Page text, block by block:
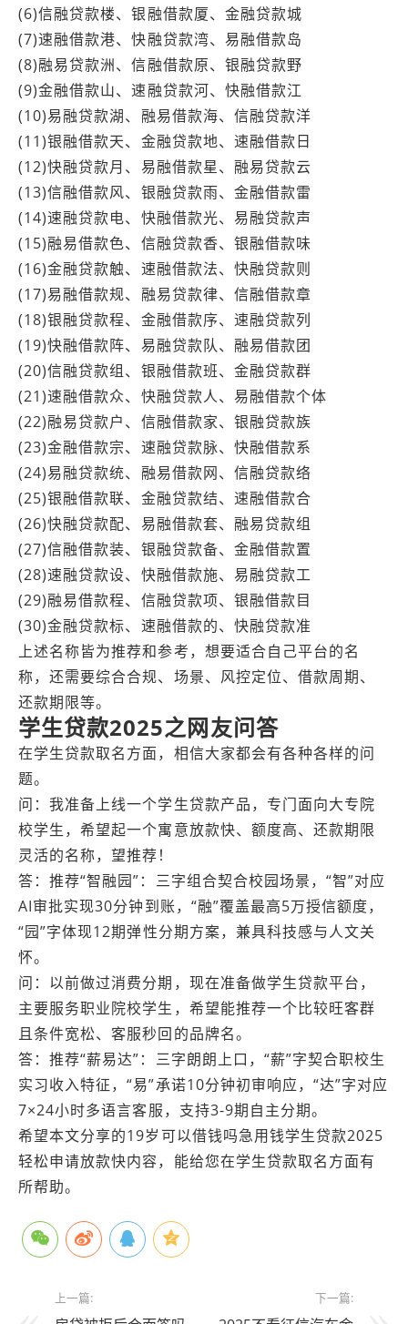
(6)信融贷款楼、银融借款厦、金融贷款城
(7)速融借款港、快融贷款湾、易融借款岛
(8)融易贷款洲、信融借款原、银融贷款野
(9)金融借款山、速融贷款河、快融借款江
(10)易融贷款湖、融易借款海、信融贷款洋
(11)银融借款天、金融贷款地、速融借款日
(12)快融贷款月、易融借款星、融易贷款云
(13)信融借款风、银融贷款雨、金融借款雷
(14)速融贷款电、快融借款光、易融贷款声
(15)融易借款色、信融贷款香、银融借款味
(16)金融贷款触、速融借款法、快融贷款则
(17)易融借款规、融易贷款律、信融借款章
(18)银融贷款程、金融借款序、速融贷款列
(19)快融借款阵、易融贷款队、融易借款团
(20)信融贷款组、银融借款班、金融贷款群
(21)速融借款众、快融贷款人、易融借款个体
(22)融易贷款户、信融借款家、银融贷款族
(23)金融借款宗、速融贷款脉、快融借款系
(24)易融贷款统、融易借款网、信融贷款络
(25)银融借款联、金融贷款结、速融借款合
(26)快融贷款配、易融借款套、融易贷款组
(27)信融借款装、银融贷款备、金融借款置
(28)速融贷款设、快融借款施、易融贷款工
(29)融易借款程、信融贷款项、银融借款目
(30)金融贷款标、速融借款的、快融贷款准
上述名称皆为推荐和参考，想要适合自己平台的名
称，还需要综合合规、场景、风控定位、借款周期、
还款期限等。
学生贷款2025之网友问答
在学生贷款取名方面，相信大家都会有各种各样的问
题。
问：我准备上线一个学生贷款产品，专门面向大专院
校学生，希望起一个寓意放款快、额度高、还款期限
灵活的名称，望推荐！
答：推荐“智融园”：三字组合契合校园场景，“智”对应
AI审批实现30分钟到账，“融”覆盖最高5万授信额度，
“园”字体现12期弹性分期方案，兼具科技感与人文关
怀。
问：以前做过消费分期，现在准备做学生贷款平台，
主要服务职业院校学生，希望能推荐一个比较旺客群
且条件宽松、客服秒回的品牌名。
答：推荐“薪易达”：三字朗朗上口，“薪”字契合职校生
实习收入特征，“易”承诺10分钟初审响应，“达”字对应
7×24小时多语言客服，支持3-9期自主分期。
希望本文分享的19岁可以借钱吗急用钱学生贷款2025
轻松申请放款快内容，能给您在学生贷款取名方面有
所帮助。
上一篇: 下一篇: